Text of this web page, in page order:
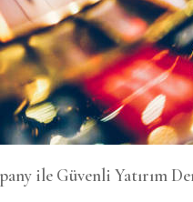
ile Güvenli Yatırım